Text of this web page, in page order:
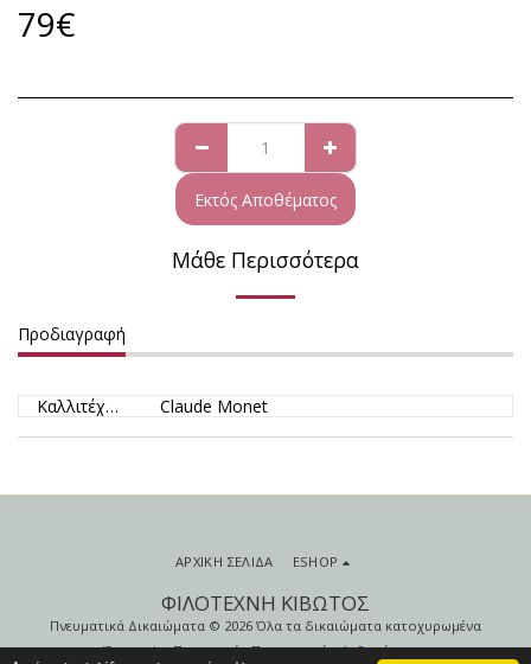
79€
Εκτός Αποθέματος
Μάθε Περισσότερα
Προδιαγραφή
Καλλιτέχνης Claude Monet
ΦΙΛΟΤΕΧΝΗ ΚΙΒΩΤΟΣ
Πνευματικά Δικαιώματα © 2026 Όλα τα δικαιώματα κατοχυρωμένα
Όροι|Προστασία Προσωπικών Δεδομένων
ΑΡΧΙΚΉ ΣΕΛΊΔΑ ESHOP